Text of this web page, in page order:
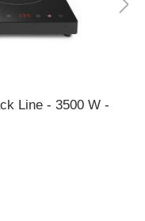
Line - 3500 W -